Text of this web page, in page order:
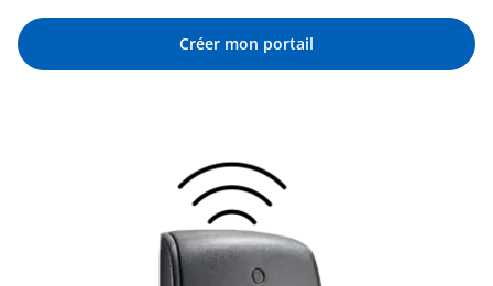
Créer mon portail